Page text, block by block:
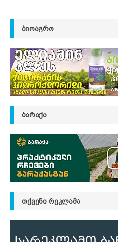
ᲑᲘᲝᲐᲒᲠᲝ
ᲑᲐᲠᲐᲥᲐ
ᲗᲥᲕᲔᲜᲘ ᲠᲔᲙᲚᲐᲛᲐ